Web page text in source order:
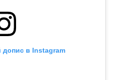
допис в Instagram